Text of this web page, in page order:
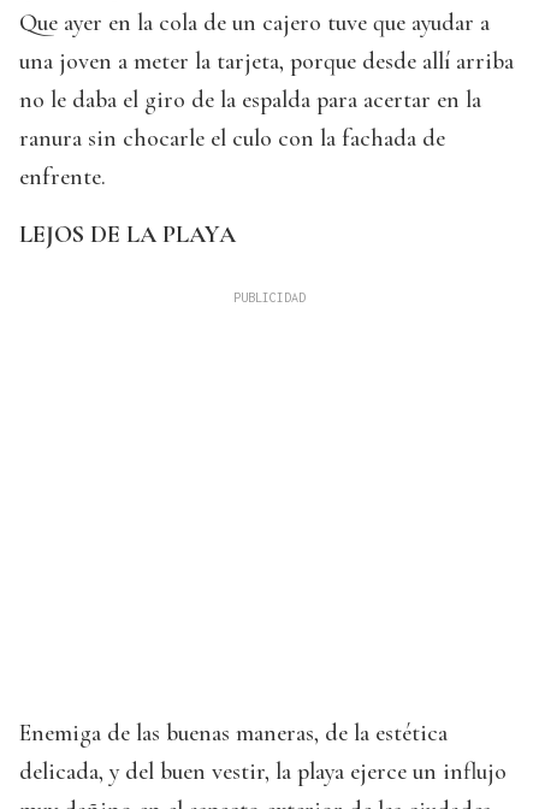
Que ayer en la cola de un cajero tuve que ayudar a
una joven a meter la tarjeta, porque desde allí arriba
no le daba el giro de la espalda para acertar en la
ranura sin chocarle el culo con la fachada de
enfrente.
LEJOS DE LA PLAYA
Enemiga de las buenas maneras, de la estética
delicada, y del buen vestir, la playa ejerce un influjo